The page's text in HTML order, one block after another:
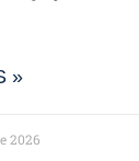
»
2026